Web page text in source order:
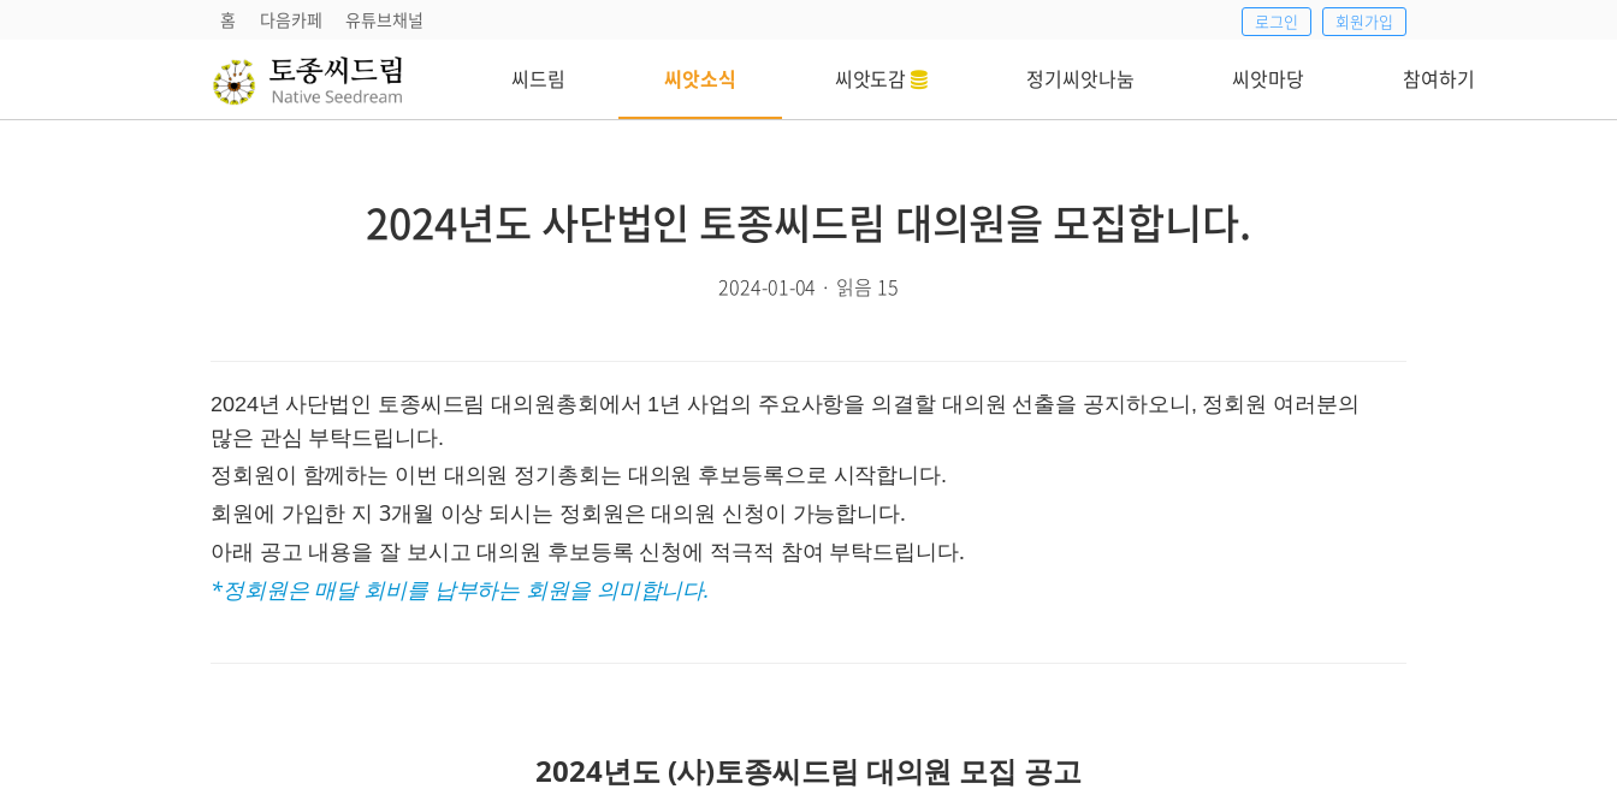
로그인 회원가입
홈 다음카페 유튜브채널
씨드림 씨앗소식 씨앗도감 정기씨앗나눔 씨앗마당 참여하기
2024년도 사단법인 토종씨드림 대의원을 모집합니다.
2024-01-04 · 읽음 15
2024년 사단법인 토종씨드림 대의원총회에서 1년 사업의 주요사항을 의결할 대의원 선출을 공지하오니, 정회원 여 러분의
많은 관심 부탁드립니다.
정회원이 함께하는 이번 대의원 정기총회는 대의원 후보등록으로 시작합니다.
회원에 가입한 지 3개월 이상 되시는 정회원은 대의원 신청이 가능합니다.
아래 공고 내용을 잘 보시고 대의원 후보등록 신청에 적극적 참여 부탁드립니다.
*정회원은 매달 회비를 납부하는 회원을 의미합니다.
2024년도 (사)토종씨드림 대의원 모집 공고